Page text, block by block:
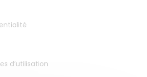
d’utilisation